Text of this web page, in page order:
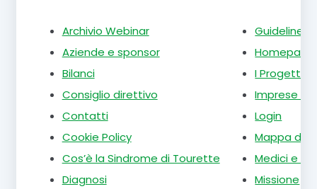
Archivio Webinar
Aziende e sponsor
Bilanci
Consiglio direttivo
Contatti
Cookie Policy
Cos’è la Sindrome di Tourette
Diagnosi
Guidelines
Homepage
I Progetti
Imprese e
Login
Mappa del
Medici e
Missione